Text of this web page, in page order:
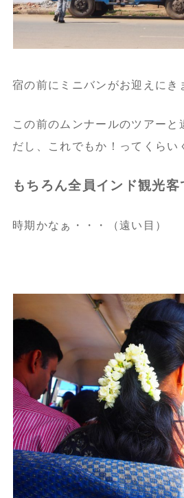
宿の前にミニバンがお迎えにき
この前のムンナールのツアーと
だし、これでもか！ってくらい
もちろん全員インド観光客
時期かなぁ・・・（遠い目）